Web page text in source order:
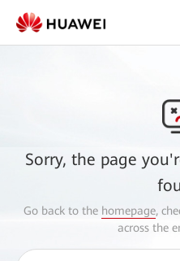
Sorry, the page
Go back to the homepage,
across the